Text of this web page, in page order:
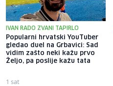
IVAN RADO ZVANI TAPIRLO
Popularni hrvatski YouTuber
gledao duel na Grbavici: Sad
vidim zašto neki kažu prvo
Željo, pa poslije kažu tata
1 sat